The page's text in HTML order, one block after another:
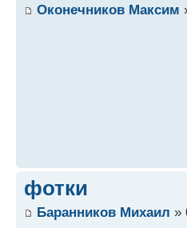
Оконечников Максим
фотки
Баранников Михаил »